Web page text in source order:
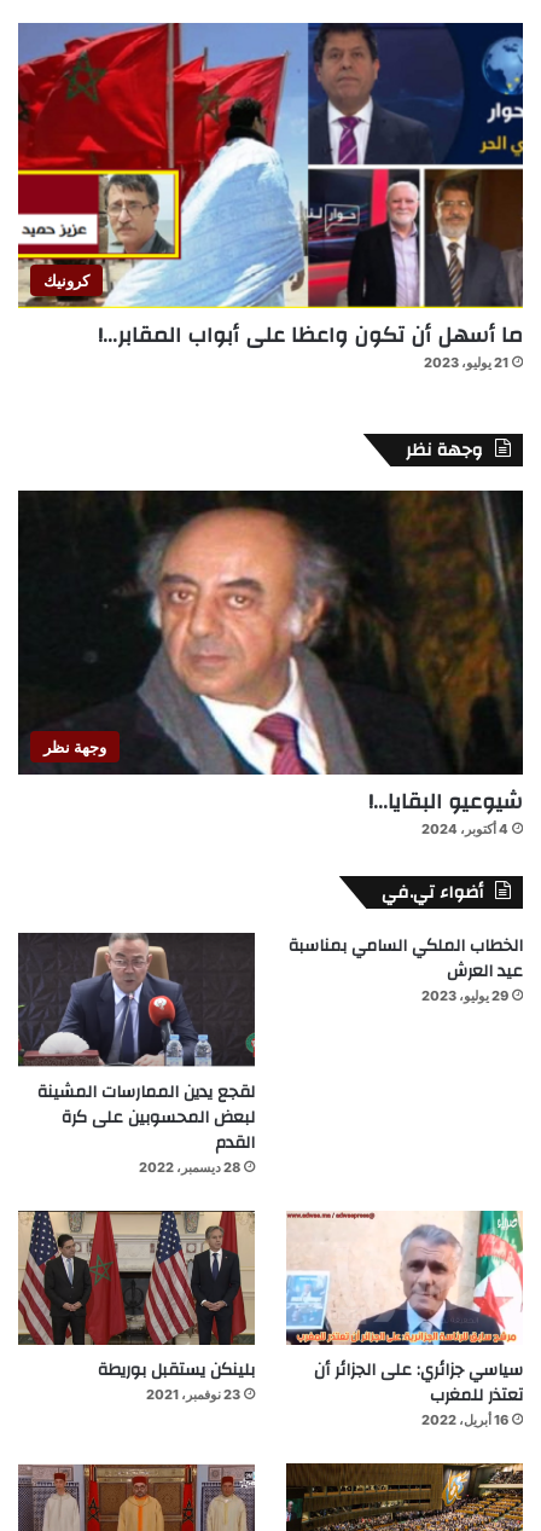
كرونيك
ما أسهل أن تكون واعظا على أبواب المقابر…!
21 يوليو، 2023
وجهة نظر
وجهة نظر
شيوعيو البقايا…!
4 أكتوبر، 2024
أضواء تي.في
الخطاب الملكي السامي بمناسبة
عيد العرش
29 يوليو، 2023
لقجع يدين الممارسات المشينة
لبعض المحسوبين على كرة
القدم
28 ديسمبر، 2022
سياسي جزائري: على الجزائر أن
تعتذر للمغرب
16 أبريل، 2022
بلينكن يستقبل بوريطة
23 نوفمبر، 2021